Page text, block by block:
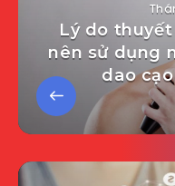
Lý do
nên sử dụng
dao